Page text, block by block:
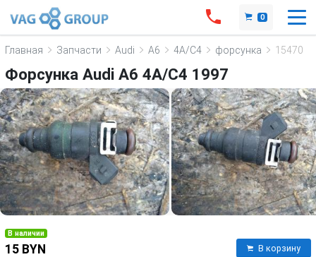
0
Главная Запчасти Audi A6 4A/C4 форсунка 15470
Форсунка Audi A6 4A/C4 1997
В наличии
15 BYN В корзину